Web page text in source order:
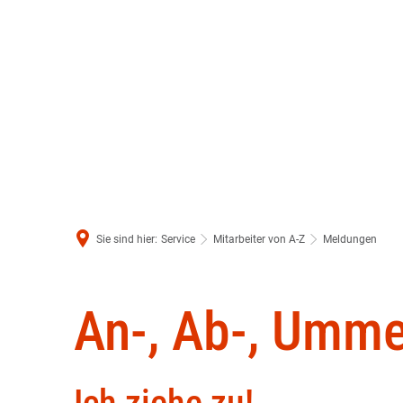
Sie sind hier: Service Mitarbeiter von A-Z Meldungen
Meldungen
An-, Ab-,